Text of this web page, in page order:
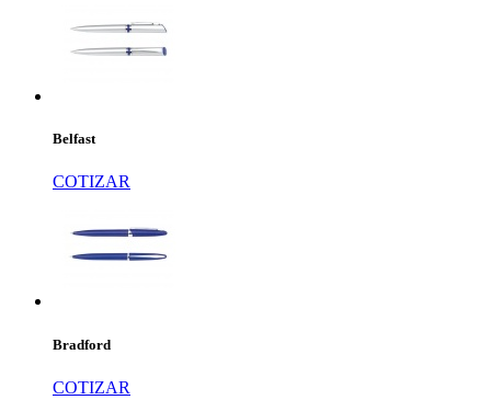
Belfast
COTIZAR
Bradford
COTIZAR